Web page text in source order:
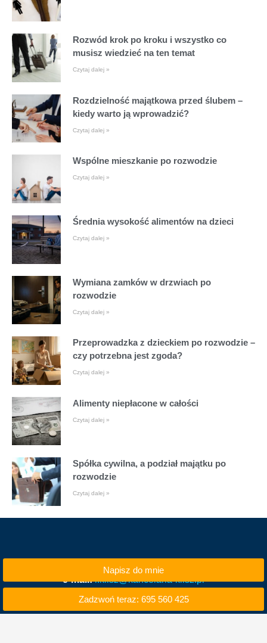
Rozwód krok po kroku i wszystko co
musisz wiedzieć na ten temat
Czytaj dalej »
Rozdzielność majątkowa przed ślubem –
kiedy warto ją wprowadzić?
Czytaj dalej »
Wspólne mieszkanie po rozwodzie
Czytaj dalej »
Średnia wysokość alimentów na dzieci
Czytaj dalej »
Wymiana zamków w drzwiach po
rozwodzie
Czytaj dalej »
Przeprowadzka z dzieckiem po rozwodzie –
czy potrzebna jest zgoda?
Czytaj dalej »
Alimenty niepłacone w całości
Czytaj dalej »
Spółka cywilna, a podział majątku po
rozwodzie
Czytaj dalej »
e-mail: i.klisz@kancelaria-klisz.pl
Napisz do mnie
Zadzwoń teraz: 695 560 425